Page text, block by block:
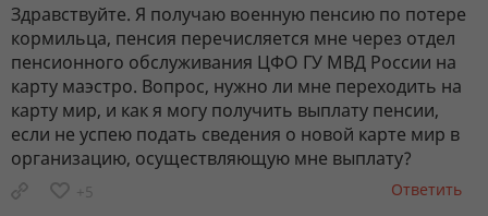
Здравствуйте. Я получаю военную пенсию по потере
кормильца, пенсия перечисляется мне через отдел
пенсионного обслуживания ЦФО ГУ МВД России на
карту маэстро. Вопрос, нужно ли мне переходить на
карту мир, и как я могу получить выплату пенсии,
если не успею подать сведения о новой карте мир в
организацию, осуществляющую мне выплату?
+5 Ответить